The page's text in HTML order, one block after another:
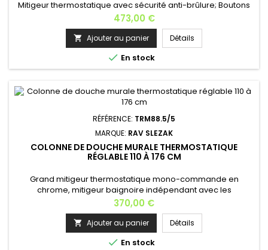
Mitigeur thermostatique avec sécurité anti-brûlure; Boutons
ergonomiques - Mitigeur douche ou baignoire de hauteur de
111 cm- tuyau de douche en métal fléxible de longueur 150 cm
- MH1500 - 5 positions pomme de douche Diamètre
101x246mm PS0045 - pommeau de douche 40x23,5 cm
KS0002 Diamètre métallique -...
Prix
473,00 €
 Ajouter au panier Détails
 En stock
RÉFÉRENCE: TRM88.5/5
MARQUE: RAV SLEZAK
COLONNE DE DOUCHE MURALE THERMOSTATIQUE
RÉGLABLE 110 À 176 CM
Grand mitigeur thermostatique mono-commande en
chrome, mitigeur baignoire indépendant avec les
accessoires, un grand pommeau et une douchette est fixée
au mitigeur;Mitigeur équipé d'une cartouche anti-calcaire à
disque céramique de diamètre 40 mm; cartouche KA 4015
avec un aérateur en caoutchouc qui empêche le dépôt du
calcaire.Le rail de la douche est...
Prix
370,00 €
 Ajouter au panier Détails
 En stock